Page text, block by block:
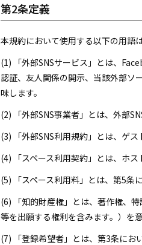
第2条定義
本規約において使用する以下の用語
(1) 「外部SNSサービス」とは、
認証、友人関係の開示、当該外部ソ
味します。
(2) 「外部SNS事業者」とは、外部
(3) 「外部SNS利用規約」とは、ゲ
(4) 「スペース利用契約」とは、ホ
(5) 「スペース利用料」とは、第5条
(6) 「知的財産権」とは、著作権、
等を出願する権利を含みます。）を意
(7) 「登録希望者」とは、第3条にお